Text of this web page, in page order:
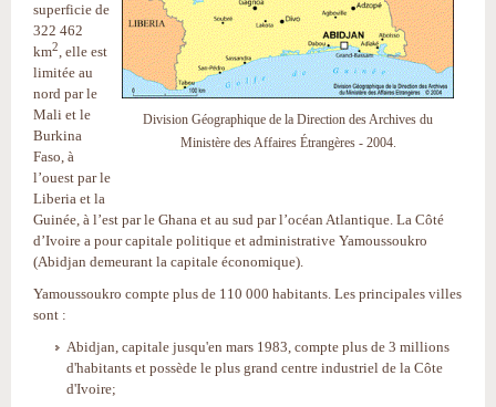
Division Géographique de la Direction des Archives du
Ministère des Affaires Étrangères - 2004.
superficie de
322 462
km2, elle est
limitée au
nord par le
Mali et le
Burkina
Faso, à
l’ouest par le
Liberia et la
Guinée, à l’est par le Ghana et au sud par l’océan Atlantique. La Côté
d’Ivoire a pour capitale politique et administrative Yamoussoukro
(Abidjan demeurant la capitale économique).
Yamoussoukro compte plus de 110 000 habitants. Les principales villes
sont :
Abidjan, capitale jusqu'en mars 1983, compte plus de 3 millions
d'habitants et possède le plus grand centre industriel de la Côte
d'Ivoire;